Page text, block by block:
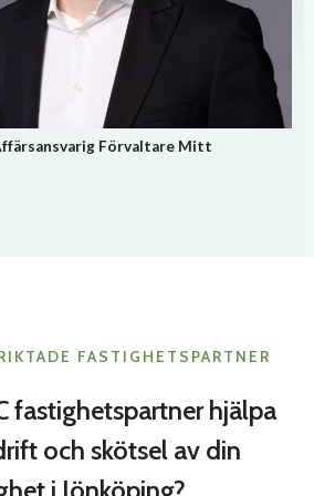
Förvaltare Mitt
FASTIGHETSPARTNER
fastighetspartner hjälpa
och skötsel av din